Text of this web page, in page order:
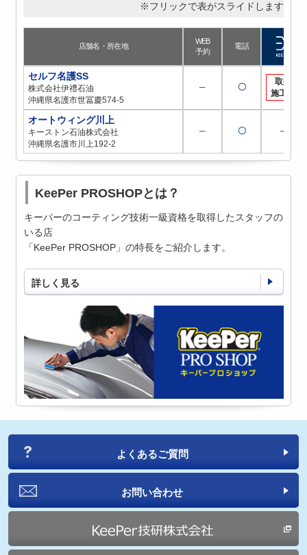
※フリックで表がスライドします
店舗名・所在地
WEB
予約
電話
セルフ名護SS
株式会社伊禮石油
沖縄県名護市世冨慶574-5
─ 〇
取扱
施工店
オートウィング川上
キーストン石油株式会社
沖縄県名護市川上192-2
─ 〇 ─
KeePer PROSHOPとは？
キーパーのコーティング技術一級資格を取得したスタッフの
いる店
「KeePer PROSHOP」の特長をご紹介します。
詳しく見る
よくあるご質問
お問い合わせ